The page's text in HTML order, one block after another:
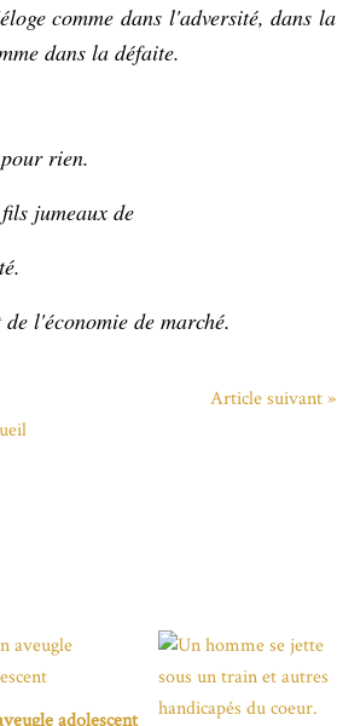
comme dans l'adversité, dans la
dans la défaite.
rien.
jumeaux de
l'économie de marché.
Article suivant »
adolescent